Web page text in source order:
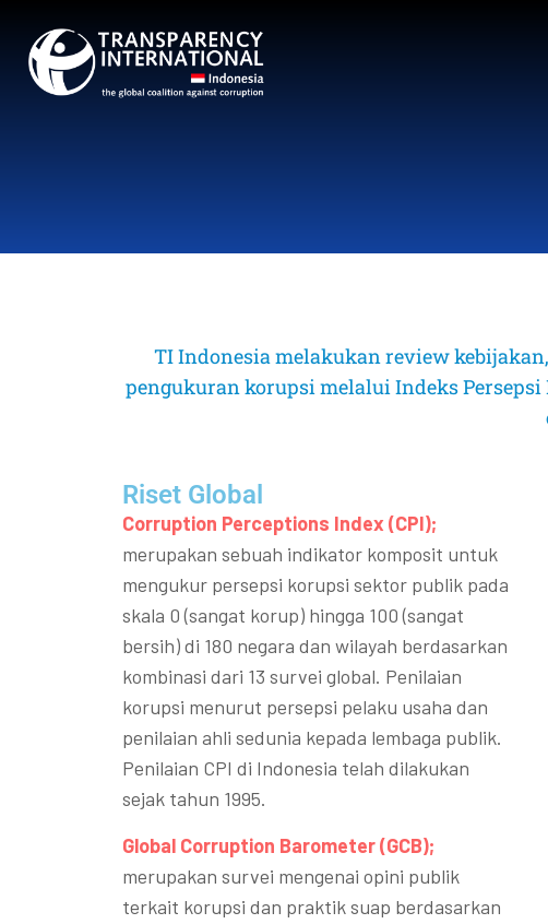
TI Indonesia melakukan review
pengukuran korupsi melalui Indeks
Riset Global​
Corruption Perceptions Index (CPI);
merupakan sebuah indikator komposit untuk
mengukur persepsi korupsi sektor publik pada
skala 0 (sangat korup) hingga 100 (sangat
bersih) di 180 negara dan wilayah berdasarkan
kombinasi dari 13 survei global. Penilaian
korupsi menurut persepsi pelaku usaha dan
penilaian ahli sedunia kepada lembaga publik.
Penilaian CPI di Indonesia telah dilakukan
sejak tahun 1995.
Global Corruption Barometer (GCB);
merupakan survei mengenai opini publik
terkait korupsi dan praktik suap berdasarkan